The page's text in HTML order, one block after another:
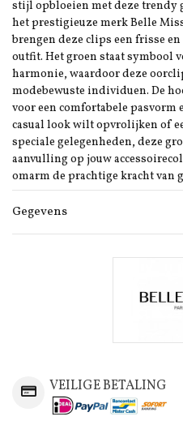
stijl opbloeien met deze trendy
het prestigieuze merk Belle
brengen deze clips een frisse
outfit. Het groen staat symbool
harmonie, waardoor deze
modebewuste individuen. De
voor een comfortabele pasvorm
casual look wilt opvrolijken of
speciale gelegenheden, deze
aanvulling op jouw
omarm de prachtige kracht van
Gegevens
VEILIGE BETALING